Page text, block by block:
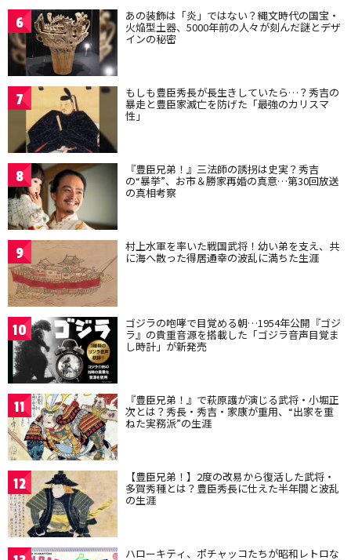
6 あの装飾は「炎」ではない？縄文時代の国宝・
火焔型土器、5000年前の人々が刻んだ謎とデザ
インの秘密
7 もしも豊臣秀長が長生きしていたら…？秀吉の
暴走と豊臣家滅亡を防げた「最強のカリスマ
性」
8 『豊臣兄弟！』三法師の誘拐は史実？秀吉
の“暴挙”、お市＆勝家再婚の真意…第30回放送
の真相考察
9 村上水軍を率いた戦国武将！幼い弟を支え、共
に海へ散った得居通幸の波乱に満ちた生涯
10 ゴジラの咆哮で目覚める朝…1954年公開『ゴジ
ラ』の貴重音源を搭載した「ゴジラ音声目覚ま
し時計」が新発売
11 『豊臣兄弟！』で萩原護が演じる武将・小堀正
次とは？秀長・秀吉・家康が重用、“出家を重
ねた実務派”の生涯
12 【豊臣兄弟！】2度の改易から復活した武将・
多賀秀種とは？豊臣秀長に仕えた半年間と波乱
の生涯
ハローキティ、ポチャッコたちが昭和レトロな